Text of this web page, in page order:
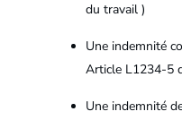
du travail )
Une indemnité
Article L1234-5
Une indemnité